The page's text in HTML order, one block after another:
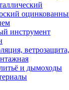
инструмент
и дымоходы